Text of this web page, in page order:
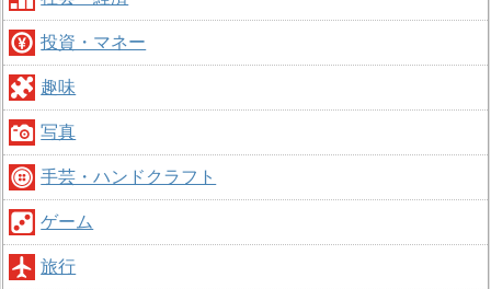
投資・マネー
趣味
写真
手芸・ハンドクラフト
ゲーム
旅行